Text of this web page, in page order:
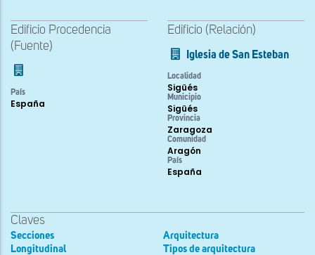
Edificio Procedencia
(Fuente)
País
España
Edificio (Relación)
Iglesia de San Esteban
Localidad
Sigüés
Municipio
Sigüés
Provincia
Zaragoza
Comunidad
Aragón
País
España
Claves
Secciones
Longitudinal
Arquitectura
Tipos de arquitectura